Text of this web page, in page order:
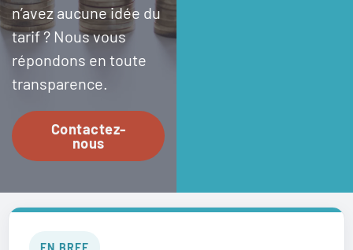
n’avez aucune idée du
tarif ? Nous vous
répondons en toute
transparence.
Contactez-
nous
EN BREF